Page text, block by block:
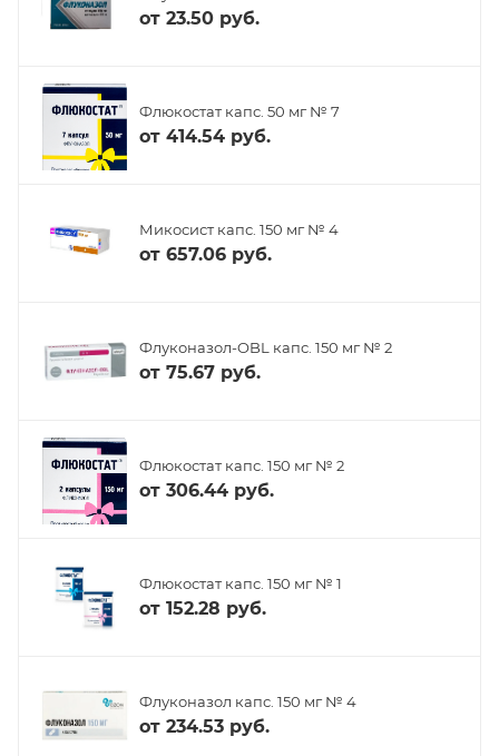
от 23.50 руб.
Флюкостат капс. 50 мг № 7
от 414.54 руб.
Микосист капс. 150 мг № 4
от 657.06 руб.
Флуконазол-OBL капс. 150 мг № 2
от 75.67 руб.
Флюкостат капс. 150 мг № 2
от 306.44 руб.
Флюкостат капс. 150 мг № 1
от 152.28 руб.
Флуконазол капс. 150 мг № 4
от 234.53 руб.